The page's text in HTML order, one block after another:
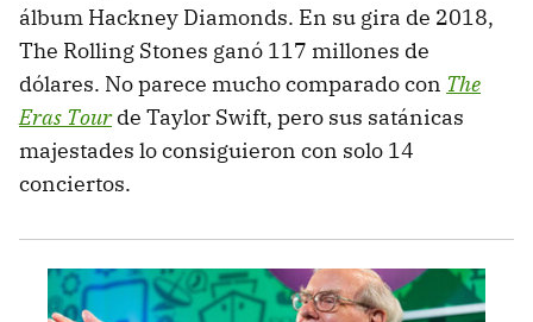
álbum Hackney Diamonds. En su gira de 2018,
The Rolling Stones ganó 117 millones de
dólares. No parece mucho comparado con The
Eras Tourde Taylor Swift, pero sus satánicas
majestades lo consiguieron con solo 14
conciertos.